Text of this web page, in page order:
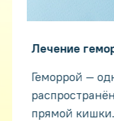
Лечение
Геморрой —
прямой